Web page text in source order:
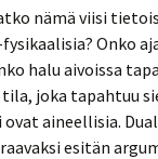
nämä viisi
Onko
halu aivoissa
joka tapahtuu
ovat aineellisia.
esitän